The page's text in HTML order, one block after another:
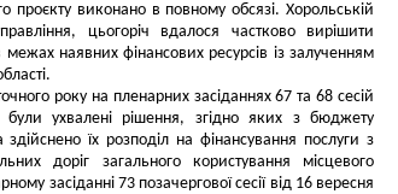
проєкту виконано в повному обсязі. Хорольській
цьогоріч вдалося частково вирішити
наявних фінансових ресурсів із залученням
року на пленарних засіданнях 67 та 68 сесій
були ухвалені рішення, згідно яких з бюджету
їх розподіл на фінансування послуги з
доріг загального користування місцевого
засіданні 73 позачергової сесії від 16 вересня